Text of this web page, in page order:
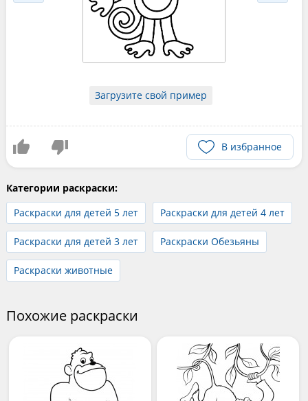
Загрузите свой пример
В избранное
Категории раскраски:
Раскраски для детей 5 лет
Раскраски для детей 4 лет
Раскраски для детей 3 лет Раскраски Обезьяны
Раскраски животные
Похожие раскраски